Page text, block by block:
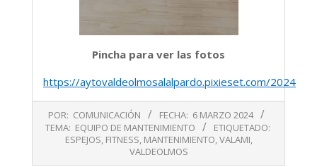
Pincha para ver las fotos
https://aytovaldeolmosalalpardo.pixieset.com/
03-
POR: COMUNICACIÓN FECHA: 6 MARZO 2024
TEMA: EQUIPO DE MANTENIMIENTO
ETIQUETADO:
ESPEJOS, FITNESS, MANTENIMIENTO,VALAMI,
VALDEOLMOS